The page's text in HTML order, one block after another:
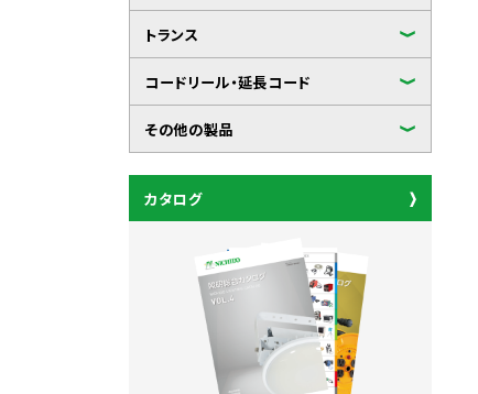
トランス
コードリール・延長コード
その他の製品
カタログ